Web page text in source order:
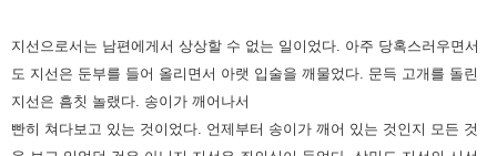
지선으로서는 남편에게서 상상할 수 없는 일이었다. 아주 당혹스러우면서
도 지선은 둔부를 들어 올리면서 아랫 입술을 깨물었다. 문득 고개를 돌린
지선은 흠칫 놀랬다. 송이가 깨어나서
빤히 쳐다보고 있는 것이었다. 언제부터 송이가 깨어 있는 것인지 모든 것